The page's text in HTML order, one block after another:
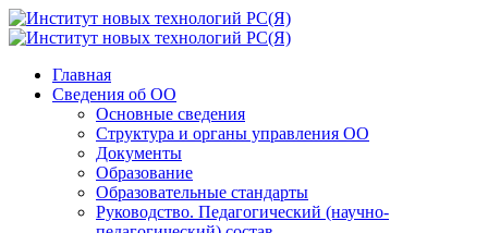
Главная
Сведения об ОО
Основные сведения
Структура и органы управления ОО
Документы
Образование
Образовательные стандарты
Руководство. Педагогический (научно-